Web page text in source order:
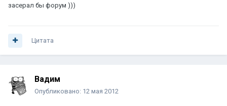
засерал бы форум )))
Цитата
Вадим
Опубликовано: 12 мая 2012